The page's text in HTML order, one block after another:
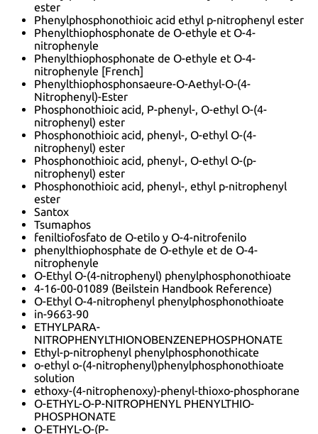
ester
Phenylphosphonothioic acid ethyl p-nitrophenyl ester
Phenylthiophosphonate de O-ethyle et O-4-
nitrophenyle
Phenylthiophosphonate de O-ethyle et O-4-
nitrophenyle [French]
Phenylthiophosphonsaeure-O-Aethyl-O-(4-
Nitrophenyl)-Ester
Phosphonothioic acid, P-phenyl-, O-ethyl O-(4-
nitrophenyl) ester
Phosphonothioic acid, phenyl-, O-ethyl O-(4-
nitrophenyl) ester
Phosphonothioic acid, phenyl-, O-ethyl O-(p-
nitrophenyl) ester
Phosphonothioic acid, phenyl-, ethyl p-nitrophenyl
ester
Santox
Tsumaphos
feniltiofosfato de O-etilo y O-4-nitrofenilo
phenylthiophosphate de O-ethyle et de O-4-
nitrophenyle
O-Ethyl O-(4-nitrophenyl) phenylphosphonothioate
4-16-00-01089 (Beilstein Handbook Reference)
O-Ethyl O-4-nitrophenyl phenylphosphonothioate
in-9663-90
ETHYLPARA-
NITROPHENYLTHIONOBENZENEPHOSPHONATE
Ethyl-p-nitrophenyl phenylphosphonothicate
o-ethyl o-(4-nitrophenyl)phenylphosphonothioate
solution
ethoxy-(4-nitrophenoxy)-phenyl-thioxo-phosphorane
O-ETHYL-O-P-NITROPHENYL PHENYLTHIO-
PHOSPHONATE
O-ETHYL-O-(P-